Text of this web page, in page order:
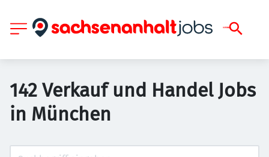
142 Verkauf und Handel Jobs
in München